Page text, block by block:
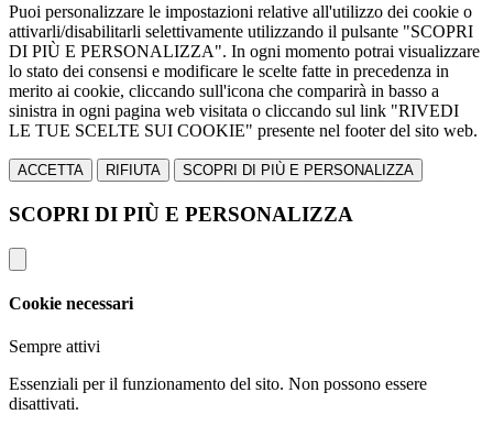
Puoi personalizzare le impostazioni relative all'utilizzo dei cookie o
attivarli/disabilitarli selettivamente utilizzando il pulsante "SCOPRI
DI PIÙ E PERSONALIZZA". In ogni momento potrai visualizzare
lo stato dei consensi e modificare le scelte fatte in precedenza in
merito ai cookie, cliccando sull'icona che comparirà in basso a
sinistra in ogni pagina web visitata o cliccando sul link "RIVEDI
LE TUE SCELTE SUI COOKIE" presente nel footer del sito web.
ACCETTA RIFIUTA SCOPRI DI PIÙ E PERSONALIZZA
SCOPRI DI PIÙ E PERSONALIZZA
Cookie necessari
Sempre attivi
Essenziali per il funzionamento del sito. Non possono essere
disattivati.